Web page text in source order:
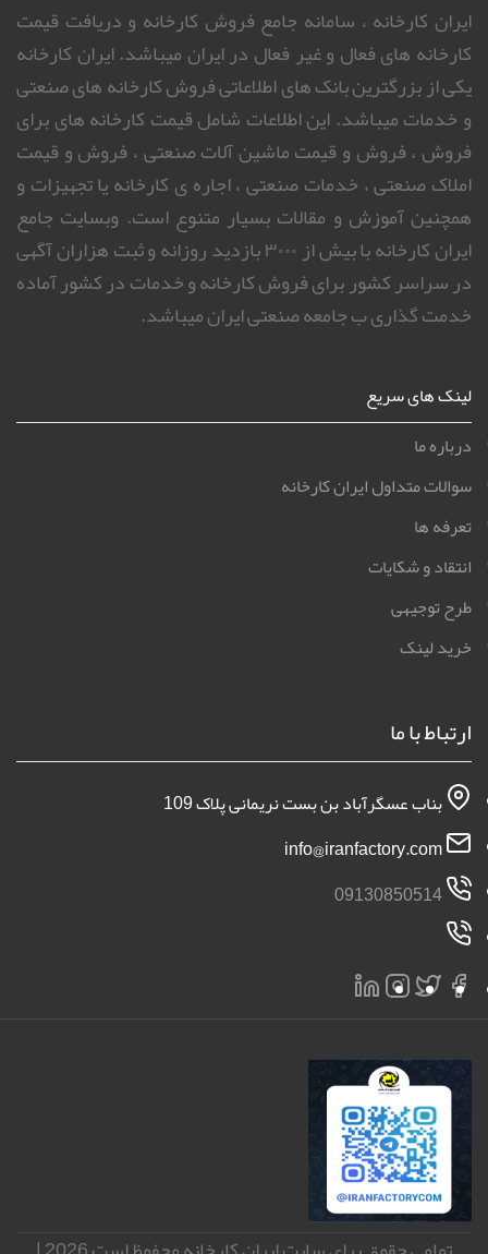
ایران کارخانه ، سامانه جامع فروش کارخانه و دریافت قیمت
کارخانه های فعال و غیر فعال در ایران میباشد. ایران کارخانه
یکی از بزرگترین بانک های اطلاعاتی فروش کارخانه های صنعتی
و خدمات میباشد. این اطلاعات شامل قیمت کارخانه های برای
فروش ، فروش و قیمت ماشین آلات صنعتی ، فروش و قیمت
املاک صنعتی ، خدمات صنعتی ، اجاره ی کارخانه یا تجهیزات و
همچنین آموزش و مقالات بسیار متنوع است. وبسایت جامع
ایران کارخانه با بیش از ۳۰۰۰ بازدید روزانه و ثبت هزاران آگهی
در سراسر کشور برای فروش کارخانه و خدمات در کشور آماده
خدمت گذاری ب جامعه صنعتی ایران میباشد.
لینک های سریع
درباره ما
سوالات متداول ایران کارخانه
تعرفه ها
انتقاد و شکایات
طرح توجیهی
خرید لینک
ارتباط با ما
بناب عسگرآباد بن بست نریمانی پلاک 109
09130850514